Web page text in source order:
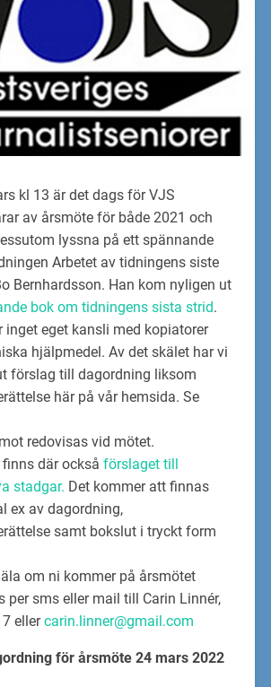
kl 13 är det dags för VJS
av årsmöte för både 2021 och
lyssna på ett spännande
Arbetet av tidningens siste
Bernhardsson. Han kom nyligen ut
bok om tidningens sista strid.
inget eget kansli med kopiatorer
hjälpmedel. Av det skälet har vi
förslag till dagordning liksom
här på vår hemsida. Se
redovisas vid mötet.
där också förslaget till
stadgar. Det kommer att finnas
ex av dagordning,
samt bokslut i tryckt form
om ni kommer på årsmötet
per sms eller mail till Carin Linnér,
ellercarin.linner@gmail.com
för årsmöte 24 mars 2022